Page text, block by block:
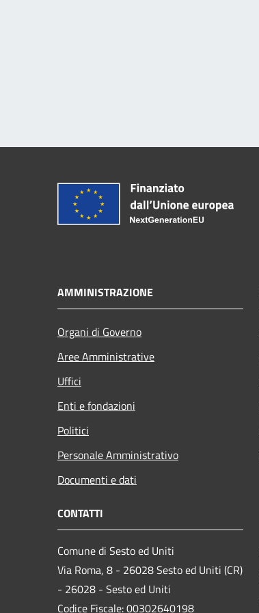
AMMINISTRAZIONE
Organi di Governo
Aree Amministrative
Uffici
Enti e fondazioni
Politici
Personale Amministrativo
Documenti e dati
CONTATTI
Comune di Sesto ed Uniti
Via Roma, 8 - 26028 Sesto ed Uniti (CR)
- 26028 - Sesto ed Uniti
Codice Fiscale: 00302640198